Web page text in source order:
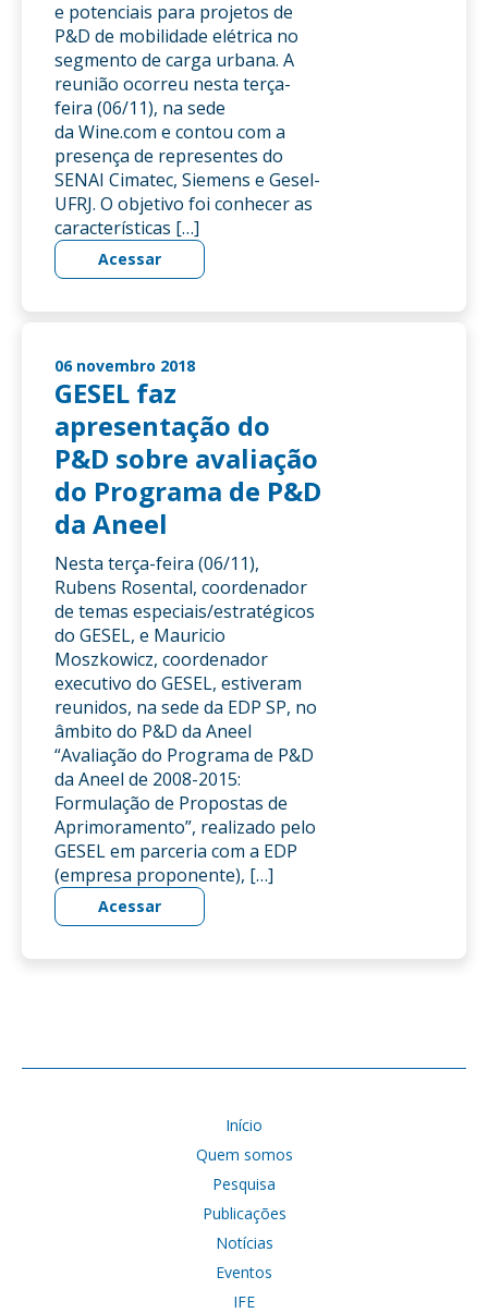
e potenciais para projetos de
P&D de mobilidade elétrica no
segmento de carga urbana. A
reunião ocorreu nesta terça-
feira (06/11), na sede
da Wine.com e contou com a
presença de representes do
SENAI Cimatec, Siemens e Gesel-
UFRJ. O objetivo foi conhecer as
características […]
Acessar
06 novembro 2018
GESEL faz
apresentação do
P&D sobre avaliação
do Programa de P&D
da Aneel
Nesta terça-feira (06/11),
Rubens Rosental, coordenador
de temas especiais/estratégicos
do GESEL, e Mauricio
Moszkowicz, coordenador
executivo do GESEL, estiveram
reunidos, na sede da EDP SP, no
âmbito do P&D da Aneel
“Avaliação do Programa de P&D
da Aneel de 2008-2015:
Formulação de Propostas de
Aprimoramento”, realizado pelo
GESEL em parceria com a EDP
(empresa proponente), […]
Acessar
Início
Quem somos
Pesquisa
Publicações
Notícias
Eventos
IFE